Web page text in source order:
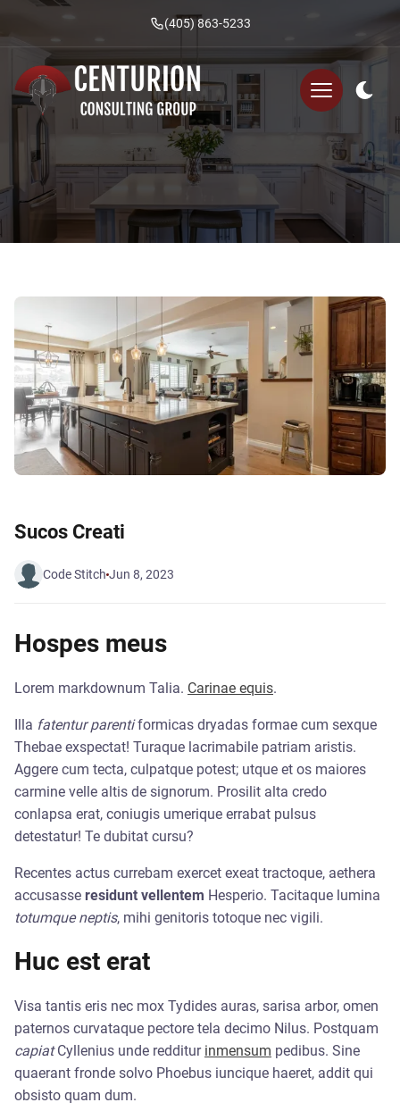
(405) 863-5233
Sucos Creati
Code Stitch Jun 8, 2023
Hospes meus
Lorem markdownum Talia. Carinae equis.
Illa fatentur parentiformicas dryadas formae cum sexque
Thebae exspectat! Turaque lacrimabile patriam aristis.
Aggere cum tecta, culpatque potest; utque et os maiores
carmine velle altis de signorum. Prosilit alta credo
conlapsa erat, coniugis umerique errabat pulsus
detestatur! Te dubitat cursu?
Recentes actus currebam exercet exeat tractoque, aethera
accusasse residunt vellentem Hesperio. Tacitaque lumina
totumque neptis, mihi genitoris totoque nec vigili.
Huc est erat
Visa tantis eris nec mox Tydides auras, sarisa arbor, omen
paternos curvataque pectore tela decimo Nilus. Postquam
capiatCyllenius unde redditur inmensum pedibus. Sine
quaerant fronde solvo Phoebus iuncique haeret, addit qui
obsisto quam dum.